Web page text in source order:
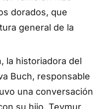
dorados, que
general de la
la historiadora del
Buch, responsable
una conversación
su hijo, Teymur